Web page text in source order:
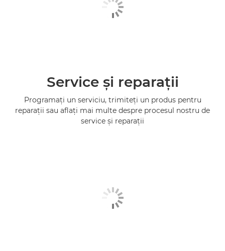
Service şi reparaţii
Programaţi un serviciu, trimiteţi un produs pentru
reparaţii sau aflaţi mai multe despre procesul nostru de
service şi reparaţii